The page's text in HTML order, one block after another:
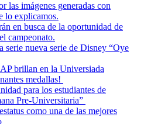
las imágenes generadas con
lo explicamos.
en busca de la oportunidad de
campeonato.
serie nueva serie de Disney “Oye
brillan en la Universiada
medallas!
para los estudiantes de
Pre-Universitaria”
como una de las mejores